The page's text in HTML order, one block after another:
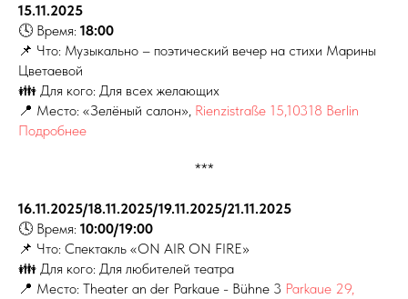
15.11.2025
🕓 Время: 18:00
📌 Что: Музыкально – поэтический вечер на стихи Марины
Цветаевой
👪 Для кого: Для всех желающих
📍 Место: «Зелёный салон», Rienzistraße 15,10318 Berlin
Подробнее
***
16.11.2025/18.11.2025/19.11.2025/21.11.2025
🕓 Время: 10:00/19:00
📌 Что: Спектакль «ON AIR ON FIRE»
👪 Для кого: Для любителей театра
📍 Место: Theater an der Parkaue - Bühne 3 Parkaue 29,